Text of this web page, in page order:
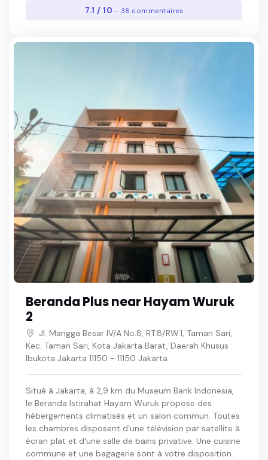
7.1 / 10 - 38 commentaires
Beranda Plus near Hayam Wuruk
2
Jl. Mangga Besar IV/A No.8, RT.8/RW.1, Taman Sari,
Kec. Taman Sari, Kota Jakarta Barat, Daerah Khusus
Ibukota Jakarta 11150 - 11150 Jakarta
Situé à Jakarta, à 2,9 km du Museum Bank Indonesia,
le Beranda Istirahat Hayam Wuruk propose des
hébergements climatisés et un salon commun. Toutes
les chambres disposent d'une télévision par satellite à
écran plat et d'une salle de bains privative. Une cuisine
commune et une bagagerie sont à votre disposition.